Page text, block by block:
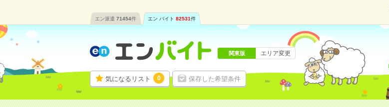
エン派遣 71454件 エン バイト 82531件
気になるリスト 0 保存した希望条件
関東版 エリア変更